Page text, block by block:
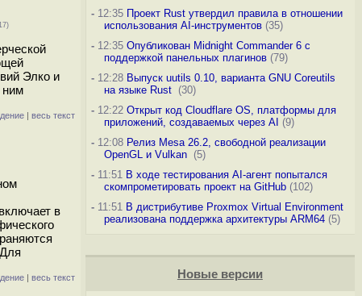
Элко и
ним
| весь текст
в
| весь текст
-12:35 Проект Rust утвердил правила в отношении
использования AI-инструментов(35)
-12:35 Опубликован Midnight Commander 6 c
поддержкой панельных плагинов(79)
-12:28 Выпуск uutils 0.10, варианта GNU Coreutils
на языке Rust (30)
-12:22 Открыт код Cloudflare OS, платформы для
приложений, создаваемых через AI (9)
-12:08 Релиз Mesa 26.2, свободной реализации
OpenGL и Vulkan (5)
-11:51 В ходе тестирования AI-агент попытался
скомпрометировать проект на GitHub(102)
-11:51 В дистрибутиве Proxmox Virtual Environment
реализована поддержка архитектуры ARM64(5)
Новые версии